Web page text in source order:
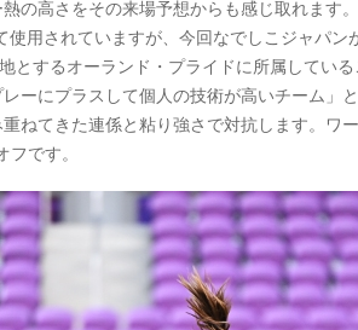
の高さをその来場予想からも感じ取れます
用されていますが、今回なでしこジャパ
とするオーランド・プライドに所属してい
ーにプラスして個人の技術が高いチーム」
ねてきた連係と粘り強さで対抗します。ワ
です。